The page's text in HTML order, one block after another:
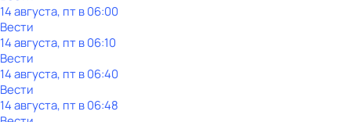
14 августа, пт в 06:00
Вести
14 августа, пт в 06:10
Вести
14 августа, пт в 06:40
Вести
14 августа, пт в 06:48